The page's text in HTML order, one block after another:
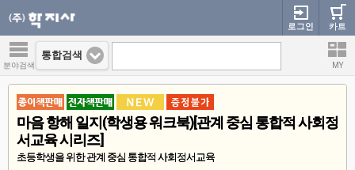
카트
로그인
분야검색 MY
통합검색
마음 항해 일지(학생용 워크북)[관계 중심 통합적 사회정
서교육 시리즈]
초등학생을 위한 관계 중심 통합적 사회정서교육